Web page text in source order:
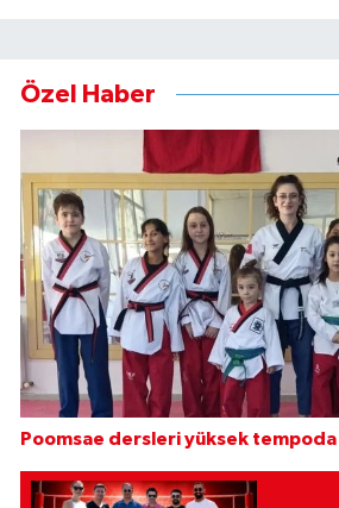
Özel Haber
Poomsae dersleri yüksek